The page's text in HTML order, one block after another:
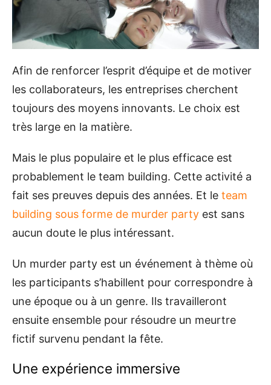
Afin de renforcer l’esprit d’équipe et de motiver
les collaborateurs, les entreprises cherchent
toujours des moyens innovants. Le choix est
très large en la matière.
Mais le plus populaire et le plus efficace est
probablement le team building. Cette activité a
fait ses preuves depuis des années. Et le team
building sous forme de murder party est sans
aucun doute le plus intéressant.
Un murder party est un événement à thème où
les participants s’habillent pour correspondre à
une époque ou à un genre. Ils travailleront
ensuite ensemble pour résoudre un meurtre
fictif survenu pendant la fête.
Une expérience immersive